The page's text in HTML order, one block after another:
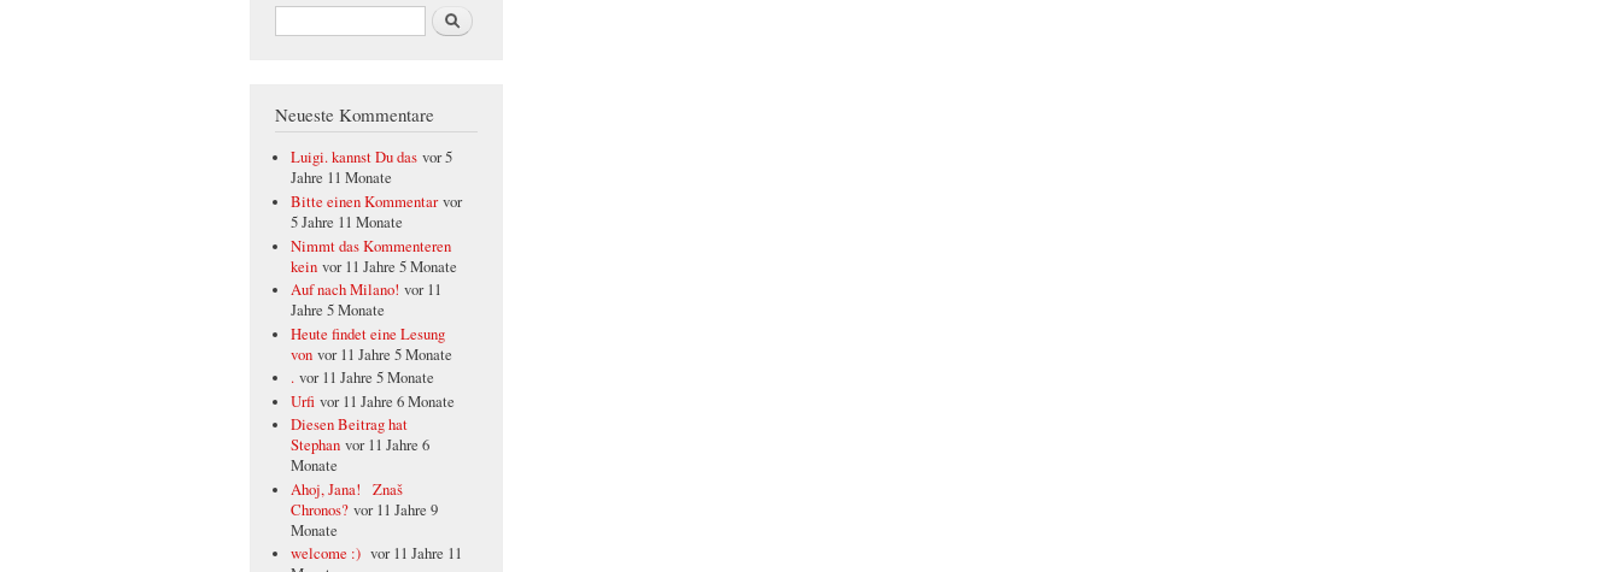
Suche
Neueste Kommentare
Luigi. kannst Du das vor 5
Jahre 11 Monate
Bitte einen Kommentar vor
5 Jahre 11 Monate
Nimmt das Kommenteren
kein vor 11 Jahre 5 Monate
Auf nach Milano! vor 11
Jahre 5 Monate
Heute findet eine Lesung
von vor 11 Jahre 5 Monate
. vor 11 Jahre 5 Monate
Urfi vor 11 Jahre 6 Monate
Diesen Beitrag hat
Stephan vor 11 Jahre 6
Monate
Ahoj, Jana! Znaš
Chronos? vor 11 Jahre 9
Monate
welcome :) vor 11 Jahre 11